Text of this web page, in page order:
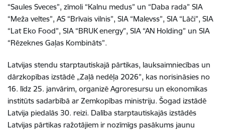
“Saules Sveces”, zīmoli “Kalnu medus” un “Daba rada” SIA
“Meža veltes”, AS “Brīvais vilnis”, SIA “Malevss”, SIA “Lāči”, SIA
“Lat Eko Food”, SIA “BRUK energy”, SIA “AN Holding” un SIA
“Rēzeknes Gaļas Kombināts”.
Latvijas stendu starptautiskajā pārtikas, lauksaimniecības un
dārzkopības izstādē „Zaļā nedēļa 2026”, kas norisināsies no
16. līdz 25. janvārim, organizē Agroresursu un ekonomikas
institūts sadarbībā ar Zemkopības ministriju. Šogad izstādē
Latvija piedalās 30. reizi. Dalība starptautiskajās izstādēs
Latvijas pārtikas ražotājiem ir nozīmīgs pasākums jaunu